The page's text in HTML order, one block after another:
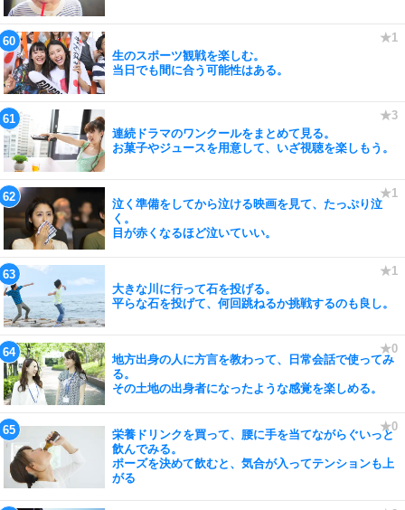
生のスポーツ観戦を楽しむ。
当日でも間に合う可能性はある。
連続ドラマのワンクールをまとめて見る。
お菓子やジュースを用意して、いざ視聴を楽しもう。
泣く準備をしてから泣ける映画を見て、たっぷり泣
く。
目が赤くなるほど泣いていい。
大きな川に行って石を投げる。
平らな石を投げて、何回跳ねるか挑戦するのも良し。
地方出身の人に方言を教わって、日常会話で使ってみ
る。
その土地の出身者になったような感覚を楽しめる。
栄養ドリンクを買って、腰に手を当てながらぐいっと
飲んでみる。
ポーズを決めて飲むと、気合が入ってテンションも上
がる